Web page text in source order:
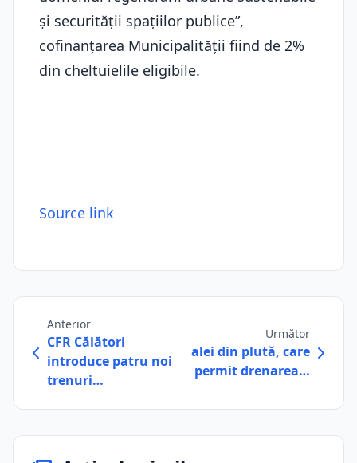
și securității spațiilor publice”,
cofinanțarea Municipalității fiind de 2%
din cheltuielile eligibile.
Source link
Anterior
CFR Călători
introduce patru noi
trenuri…
Următor
alei din plută, care
permit drenarea…